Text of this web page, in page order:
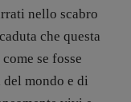
nello scabro
che questa
se fosse
mondo e di